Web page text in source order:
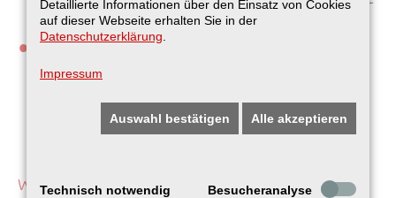
uns brauchen.
Kontrollen und Überprüfungen:
Personen- und Gepäckkontrollen sowie
Sprechen Sie mit uns.
WEITERE LEISTUNGEN IN SPANDAU:
Detaillierte Informationen über den Einsatz von Cookies
auf dieser Webseite erhalten Sie in der
Datenschutzerklärung
Impressum
Auswahl bestätigen Alle akzeptieren
Technisch notwendig Besucheranalyse